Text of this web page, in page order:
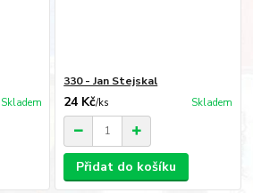
Skladem
330 - Jan Stejskal
24 Kč/ks Skladem
Přidat do košíku